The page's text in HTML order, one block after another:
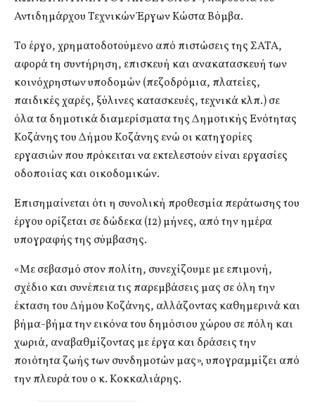
Αντιδημάρχου Τεχνικών Έργων Κώστα Βόμβα.
Το έργο, χρηματοδοτούμενο από πιστώσεις της ΣΑΤΑ,
αφορά τη συντήρηση, επισκευή και ανακατασκευή των
κοινόχρηστων υποδομών (πεζοδρόμια, πλατείες,
παιδικές χαρές, ξύλινες κατασκευές, τεχνικά κλπ.) σε
όλα τα δημοτικά διαμερίσματα της Δημοτικής Ενότητας
Κοζάνης του Δήμου Κοζάνης ενώ οι κατηγορίες
εργασιών που πρόκειται να εκτελεστούν είναι εργασίες
οδοποιίας και οικοδομικών.
Επισημαίνεται ότι η συνολική προθεσμία περάτωσης του
έργου ορίζεται σε δώδεκα (12) μήνες, από την ημέρα
υπογραφής της σύμβασης.
«Με σεβασμό στον πολίτη, συνεχίζουμε με επιμονή,
σχέδιο και συνέπεια τις παρεμβάσεις μας σε όλη την
έκταση του Δήμου Κοζάνης, αλλάζοντας καθημερινά και
βήμα-βήμα την εικόνα του δημόσιου χώρου σε πόλη και
χωριά, αναβαθμίζοντας με έργα και δράσεις την
ποιότητα ζωής των συνδημοτών μας», υπογραμμίζει από
την πλευρά του ο κ. Κοκκαλιάρης.